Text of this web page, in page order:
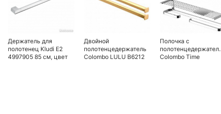
Держатель для
полотенец Kludi E2
4997905 85 см, цвет
Двойной
полотенцедержатель
Colombo LULU В6212
Полочка с
Colombo Time